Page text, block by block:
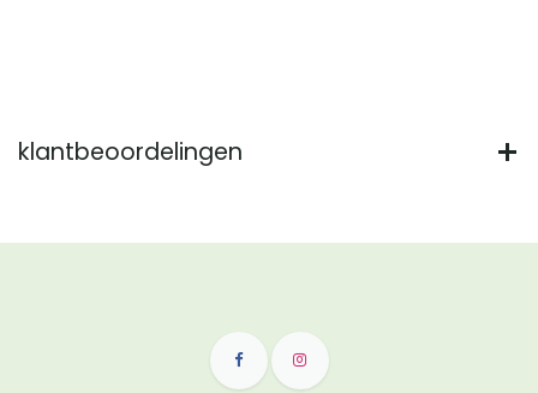
klantbeoordelingen